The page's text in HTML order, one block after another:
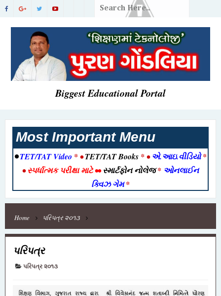
Biggest Educational Portal
Most Important Menu
•TET/TAT Video * •TET/TAT Books * •એ.આઇ.વીડિયો*
•સ્પર્ધાત્મક પરીક્ષા માટે••સ્માર્ટફોન નોલેજ* ઓનલાઈન
ક્વિઝ ગેમ*
Home પરિપત્ર ૨૦૧૩
પરિપત્ર
પરિપત્ર ૨૦૧૩